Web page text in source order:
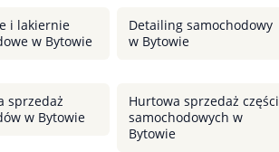
i lakiernie
w Bytowie
Detailing samochodowy
w Bytowie
sprzedaż
w Bytowie
Hurtowa sprzedaż części
samochodowych w
Bytowie